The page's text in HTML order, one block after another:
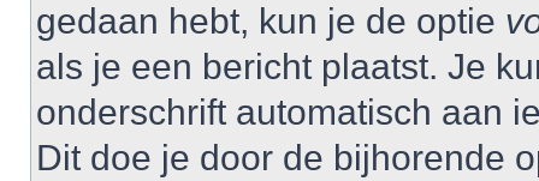
gedaan hebt, kun je de optie
als je een bericht plaatst. Je
onderschrift automatisch aan
Dit doe je door de bijhorende